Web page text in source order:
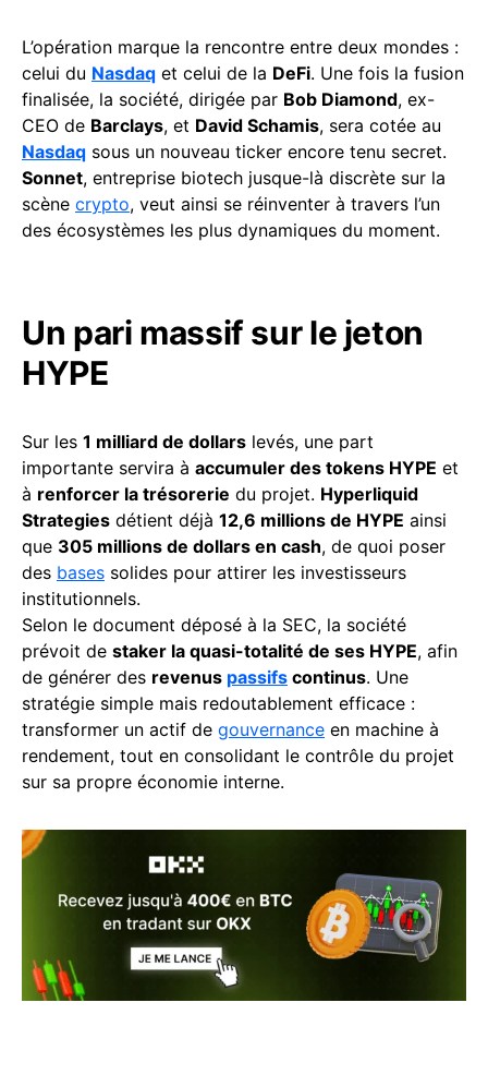
L’opération marque la rencontre entre deux mondes :
celui du Nasdaq et celui de la DeFi. Une fois la fusion
finalisée, la société, dirigée par Bob Diamond, ex-
CEO de Barclays, et David Schamis, sera cotée au
Nasdaq sous un nouveau ticker encore tenu secret.
Sonnet, entreprise biotech jusque-là discrète sur la
scène crypto, veut ainsi se réinventer à travers l’un
des écosystèmes les plus dynamiques du moment.
Un pari massif sur le jeton
HYPE
Sur les 1 milliard de dollars levés, une part
importante servira à accumuler des tokens HYPE et
à renforcer la trésorerie du projet. Hyperliquid
Strategies détient déjà 12,6 millions de HYPE ainsi
que 305 millions de dollars en cash, de quoi poser
des bases solides pour attirer les investisseurs
institutionnels.
Selon le document déposé à la SEC, la société
prévoit de staker la quasi-totalité de ses HYPE, afin
de générer des revenus passifs continus. Une
stratégie simple mais redoutablement efficace :
transformer un actif de gouvernance en machine à
rendement, tout en consolidant le contrôle du projet
sur sa propre économie interne.